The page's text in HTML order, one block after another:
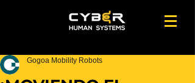
Gogoa Mobility Robots